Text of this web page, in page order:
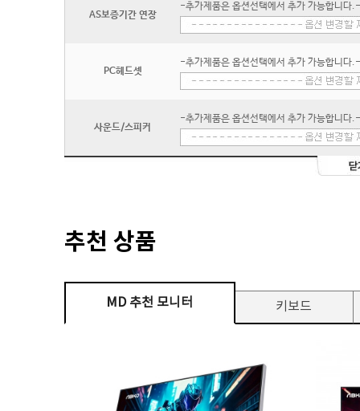
AS보증기간 연장
-추가제품은 옵션선택에서 추가 가능합니다.-
PC헤드셋
-추가제품은 옵션선택에서 추가 가능합니다.-
사운드/스피커
-추가제품은 옵션선택에서 추가 가능합니다.-
추천 상품
MD 추천 모니터 키보드